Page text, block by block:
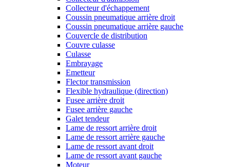
Collecteur d'échappement
Coussin pneumatique arrière droit
Coussin pneumatique arrière gauche
Couvercle de distribution
Couvre culasse
Culasse
Embrayage
Emetteur
Flector transmission
Flexible hydraulique (direction)
Fusee arrière droit
Fusee arrière gauche
Galet tendeur
Lame de ressort arrière droit
Lame de ressort arrière gauche
Lame de ressort avant droit
Lame de ressort avant gauche
Moteur